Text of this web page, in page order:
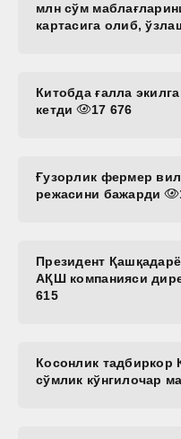
млн сўм
картасига олиб,
Китобда ғалла
кетди
17 676
Ғузорлик фермер
режасини бажарди
Президент
АҚШ компанияси
615
Косонлик
сўмлик кўнгилочар